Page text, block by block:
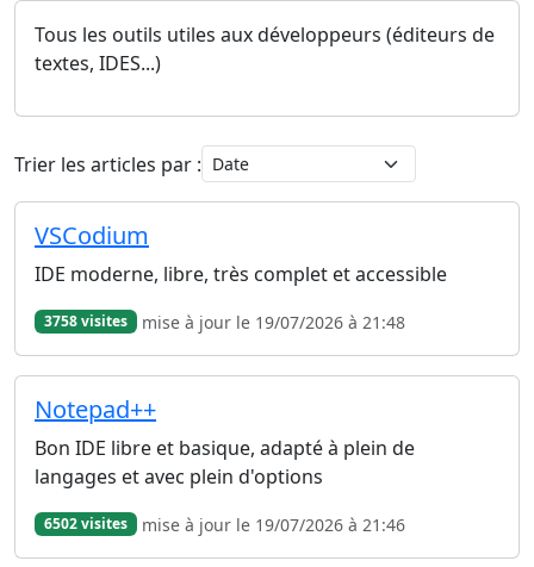
Tous les outils utiles aux développeurs (éditeurs de
textes, IDES...)
Trier les articles par :
VSCodium
IDE moderne, libre, très complet et accessible
3758 visites mise à jour le 19/07/2026 à 21:48
Notepad++
Bon IDE libre et basique, adapté à plein de
langages et avec plein d'options
6502 visites mise à jour le 19/07/2026 à 21:46